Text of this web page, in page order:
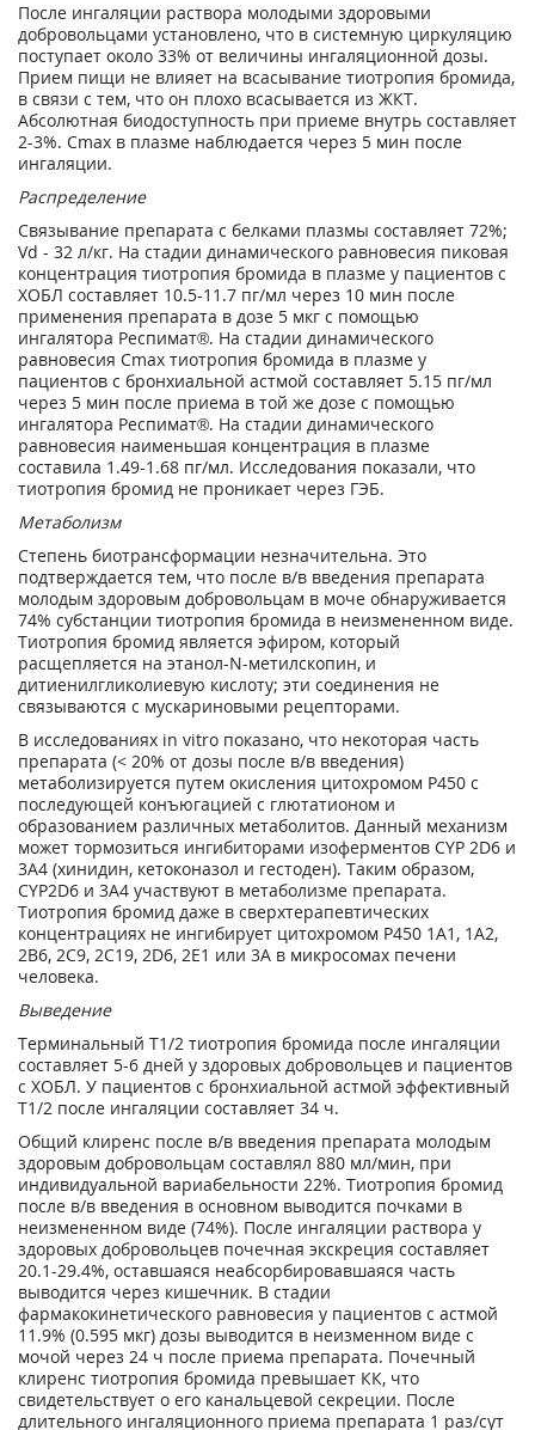
После ингаляции раствора молодыми здоровыми
добровольцами установлено, что в системную циркуляцию
поступает около 33% от величины ингаляционной дозы.
Прием пищи не влияет на всасывание тиотропия бромида,
в связи с тем, что он плохо всасывается из ЖКТ.
Абсолютная биодоступность при приеме внутрь составляет
2-3%. Cmax в плазме наблюдается через 5 мин после
ингаляции.
Распределение
Связывание препарата с белками плазмы составляет 72%;
Vd - 32 л/кг. На стадии динамического равновесия пиковая
концентрация тиотропия бромида в плазме у пациентов с
ХОБЛ составляет 10.5-11.7 пг/мл через 10 мин после
применения препарата в дозе 5 мкг с помощью
ингалятора Респимат®. На стадии динамического
равновесия Cmax тиотропия бромида в плазме у
пациентов с бронхиальной астмой составляет 5.15 пг/мл
через 5 мин после приема в той же дозе с помощью
ингалятора Респимат®. На стадии динамического
равновесия наименьшая концентрация в плазме
составила 1.49-1.68 пг/мл. Исследования показали, что
тиотропия бромид не проникает через ГЭБ.
Метаболизм
Степень биотрансформации незначительна. Это
подтверждается тем, что после в/в введения препарата
молодым здоровым добровольцам в моче обнаруживается
74% субстанции тиотропия бромида в неизмененном виде.
Тиотропия бромид является эфиром, который
расщепляется на этанол-N-метилскопин, и
дитиенилгликолиевую кислоту; эти соединения не
связываются с мускариновыми рецепторами.
В исследованиях in vitro показано, что некоторая часть
препарата (< 20% от дозы после в/в введения)
метаболизируется путем окисления цитохромом Р450 с
последующей конъюгацией с глютатионом и
образованием различных метаболитов. Данный механизм
может тормозиться ингибиторами изоферментов CYP 2D6 и
3А4 (хинидин, кетоконазол и гестоден). Таким образом,
CYP2D6 и 3А4 участвуют в метаболизме препарата.
Тиотропия бромид даже в сверхтерапевтических
концентрациях не ингибирует цитохромом Р450 1А1, 1А2,
2В6, 2С9, 2С19, 2D6, 2Е1 или 3А в микросомах печени
человека.
Выведение
Терминальный T1/2 тиотропия бромида после ингаляции
составляет 5-6 дней у здоровых добровольцев и пациентов
с ХОБЛ. У пациентов с бронхиальной астмой эффективный
Т1/2 после ингаляции составляет 34 ч.
Общий клиренс после в/в введения препарата молодым
здоровым добровольцам составлял 880 мл/мин, при
индивидуальной вариабельности 22%. Тиотропия бромид
после в/в введения в основном выводится почками в
неизмененном виде (74%). После ингаляции раствора у
здоровых добровольцев почечная экскреция составляет
20.1-29.4%, оставшаяся неабсорбировавшаяся часть
выводится через кишечник. В стадии
фармакокинетического равновесия у пациентов с астмой
11.9% (0.595 мкг) дозы выводится в неизменном виде с
мочой через 24 ч после приема препарата. Почечный
клиренс тиотропия бромида превышает КК, что
свидетельствует о его канальцевой секреции. После
длительного ингаляционного приема препарата 1 раз/сут